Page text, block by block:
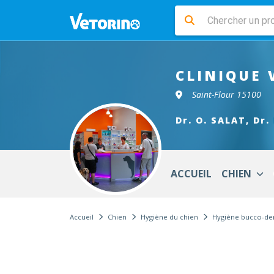
CLINIQUE
Saint-Flour 15100
Dr. O. SALAT, Dr.
ACCUEIL CHIEN
Accueil Chien Hygiène du chien Hygiène bucco-